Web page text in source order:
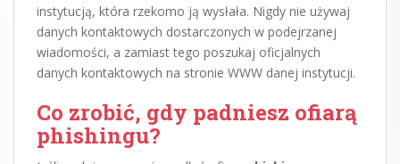
instytucją, która rzekomo ją wysłała. Nigdy nie używaj
danych kontaktowych dostarczonych w podejrzanej
wiadomości, a zamiast tego poszukaj oficjalnych
danych kontaktowych na stronie WWW danej instytucji.
Co zrobić, gdy padniesz ofiarą
phishingu?